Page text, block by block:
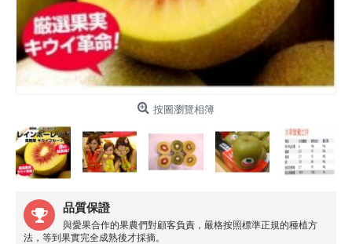
按圖瀏覽相簿
品質保證
與愛果合作的果農們對顧客負責，嚴格按照標準正規的種植方
法，等到果實完全成熟後才採摘。